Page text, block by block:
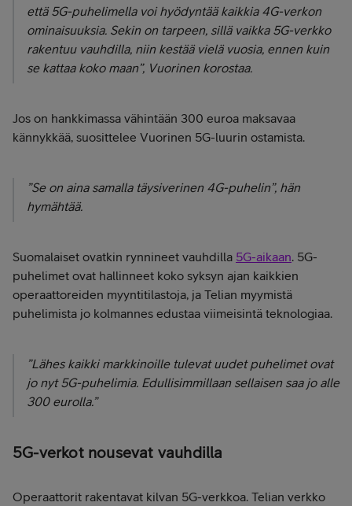
että 5G-puhelimella voi hyödyntää kaikkia 4G-verkon
ominaisuuksia. Sekin on tarpeen, sillä vaikka 5G-verkko
rakentuu vauhdilla, niin kestää vielä vuosia, ennen kuin
se kattaa koko maan”, Vuorinen korostaa.
Jos on hankkimassa vähintään 300 euroa maksavaa
kännykkää, suosittelee Vuorinen 5G-luurin ostamista.
”Se on aina samalla täysiverinen 4G-puhelin”, hän
hymähtää.
Suomalaiset ovatkin rynnineet vauhdilla 5G-aikaan. 5G-
puhelimet ovat hallinneet koko syksyn ajan kaikkien
operaattoreiden myyntitilastoja, ja Telian myymistä
puhelimista jo kolmannes edustaa viimeisintä teknologiaa.
”Lähes kaikki markkinoille tulevat uudet puhelimet ovat
jo nyt 5G-puhelimia. Edullisimmillaan sellaisen saa jo alle
300 eurolla.”
5G-verkot nousevat vauhdilla
Operaattorit rakentavat kilvan 5G-verkkoa. Telian verkko